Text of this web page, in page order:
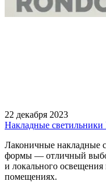
22 декабря 2023
Накладные
Лаконичные накладные
формы — отличный
и локального
помещениях.